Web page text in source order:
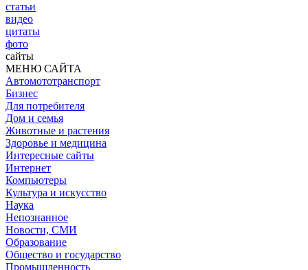
статьи
видео
цитаты
фото
сайты
МЕНЮ САЙТА
Автомототранспорт
Бизнес
Для потребителя
Дом и семья
Животные и растения
Здоровье и медицина
Интересные сайты
Интернет
Компьютеры
Культура и искусство
Наука
Непознанное
Новости, СМИ
Образование
Общество и государство
Промышленность